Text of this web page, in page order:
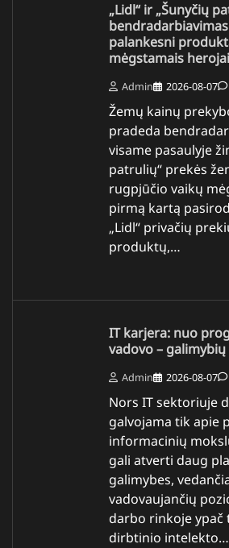
„Lidl“ ir „Šunyčių
palankesni
mėgstamais
Admin 2026-08-07
Žemų kainų
pradeda
visame pasaulyje
patrulių“ prekės
rugpjūčio vaikų
pirmą kartą
„Lidl“ privačių
produktų,…
IT karjera: nuo
vadovo –
Admin 2026-08-07
Nors IT sektoriuje
galvojama tik apie
informacinių
gali atverti daug
galimybes,
vadovaujančių
darbo rinkoje ypač
dirbtinio intelekto…